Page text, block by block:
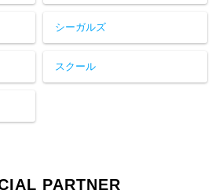
シーガルズ
スクール
PARTNER